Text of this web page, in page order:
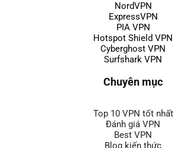
NordVPN
ExpressVPN
PIA VPN
Hotspot Shield VPN
Cyberghost VPN
Surfshark VPN
Chuyên mục
Top 10 VPN tốt nhất
Đánh giá VPN
Best VPN
Blog kiến thức